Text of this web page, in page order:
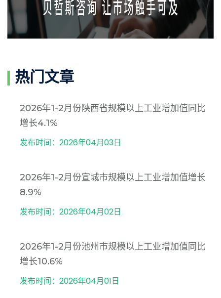
热门文章
2026年1-2月份陕西省规模以上工业增加值同比
增长4.1%
发布时间：2026年04月03日
2026年1-2月份宣城市规模以上工业增加值增长
8.9%
发布时间：2026年04月02日
2026年1-2月份池州市规模以上工业增加值同比
增长10.6%
发布时间：2026年04月01日